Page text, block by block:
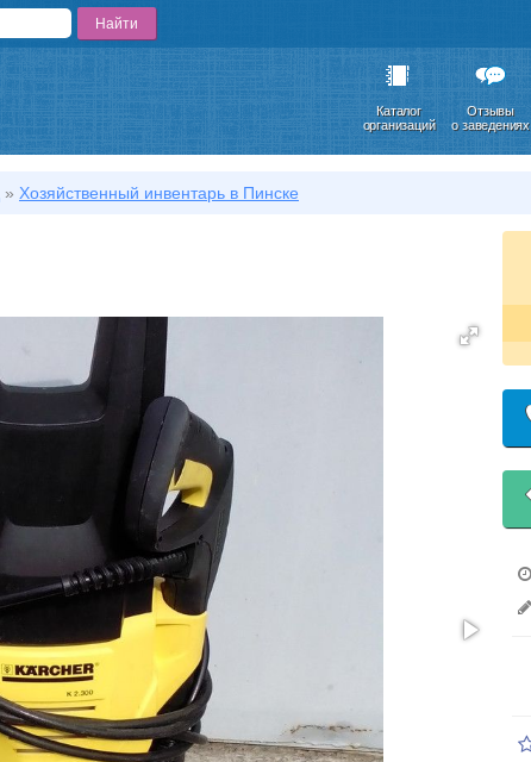
Каталог
организаций
Отзывы
о заведениях
» Хозяйственный инвентарь в Пинске